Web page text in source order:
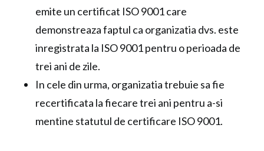
emite un certificat ISO 9001 care
demonstreaza faptul ca organizatia dvs. este
inregistrata la ISO 9001 pentru o perioada de
trei ani de zile.
In cele din urma, organizatia trebuie sa fie
recertificata la fiecare trei ani pentru a-si
mentine statutul de certificare ISO 9001.